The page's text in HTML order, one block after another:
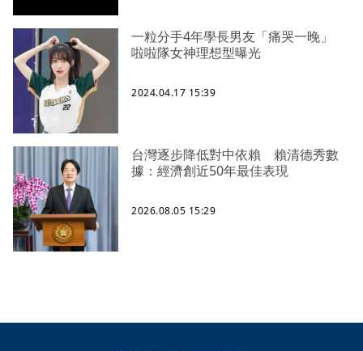
一粒分手4年學長男友「痛哭一晚」
啦啦隊女神理想型曝光
2024.04.17 15:39
台灣逐步降低對中依賴 賴清德秀數
據：經濟創近50年最佳表現
2026.08.05 15:29